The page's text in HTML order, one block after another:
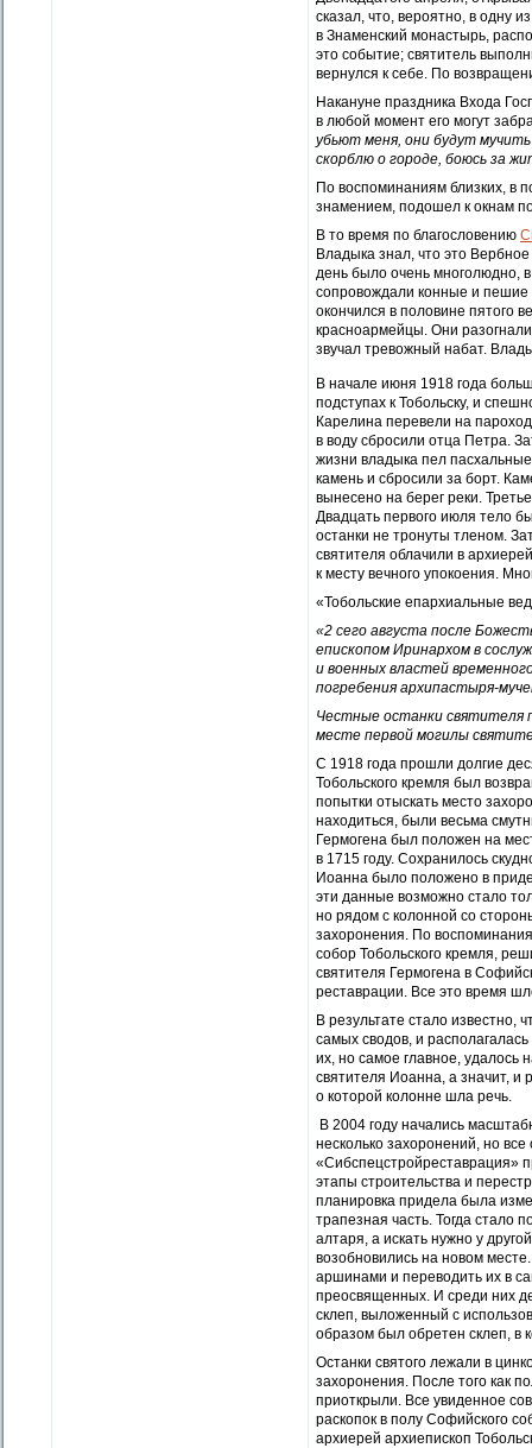
сказал, что, вероятно, в одну
в Знаменский монастырь,
это событие; святитель
вернулся к себе. По
Накануне праздника Входа
в любой момент его могут
убьют меня, они будут
скорблю о городе, боюсь за
По воспоминаниям близких, в
знамением, подошел к окнам
В то время по благословению
Владыка знал, что это
день было очень многолюдно, в
сопровождали конные и пешие
окончился в половине пятого
красноармейцы. Они
звучал тревожный набат.
В начале июня 1918 года
подступах к Тобольску, и
Карелина перевели на
в воду сбросили отца Петра.
жизни владыка пел
камень и сбросили за борт.
вынесено на берег реки.
Двадцать первого июля тело
останки не тронуты тленом.
святителя облачили в
к месту вечного упокоения.
«Тобольские епархиальные
«2 сего августа после
епископом Иринархом в
и военных властей
погребения архипастыря-
Честные останки святителя
месте первой могилы
С 1918 года прошли долгие
Тобольского кремля был
попытки отыскать место
находиться, были весьма
Гермогена был положен на
в 1715 году. Сохранилось
Иоанна было положено в
эти данные возможно стало
но рядом с колонной со
захоронения. По
собор Тобольского кремля,
святителя Гермогена в
реставрации. Все это время
В результате стало известно,
самых сводов, и
их, но самое главное, удалось
святителя Иоанна, а значит, и
о которой колонне шла речь.
В 2004 году начались
несколько захоронений, но
«Сибспецстройреставрация»
этапы строительства и
планировка придела была
трапезная часть. Тогда стало
алтаря, а искать нужно у
возобновились на новом
аршинами и переводить их в
преосвященных. И среди них
склеп, выложенный с
образом был обретен склеп, в
Останки святого лежали в
захоронения. После того как
приоткрыли. Все увиденное
раскопок в полу Софийского
архиерей архиепископ